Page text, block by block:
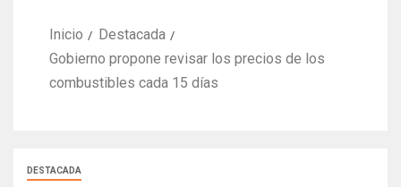
Inicio
Destacada
Gobierno propone revisar los precios de los
combustibles cada 15 días
DESTACADA